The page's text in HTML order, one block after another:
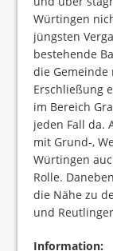
Würtingen
jüngsten
bestehende
die
Erschließung
im Bereich
jeden Fall da.
mit Grund-,
Würtingen
Rolle.
die Nähe zu
und
Information: